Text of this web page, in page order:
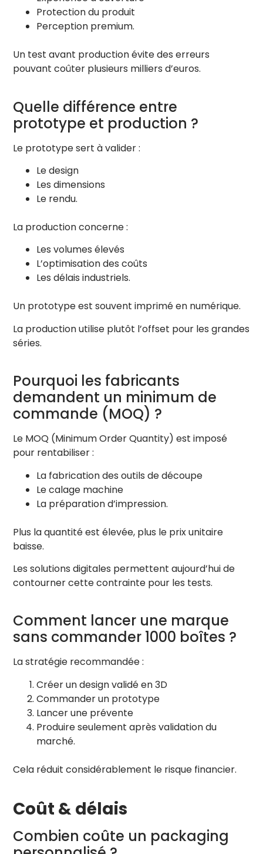
Protection du produit
Perception premium.
Un test avant production évite des erreurs
pouvant coûter plusieurs milliers d’euros.
Quelle différence entre
prototype et production ?
Le prototype sert à valider :
Le design
Les dimensions
Le rendu.
La production concerne :
Les volumes élevés
L’optimisation des coûts
Les délais industriels.
Un prototype est souvent imprimé en numérique.
La production utilise plutôt l’offset pour les grandes
séries.
Pourquoi les fabricants
demandent un minimum de
commande (MOQ) ?
Le MOQ (Minimum Order Quantity) est imposé
pour rentabiliser :
La fabrication des outils de découpe
Le calage machine
La préparation d’impression.
Plus la quantité est élevée, plus le prix unitaire
baisse.
Les solutions digitales permettent aujourd’hui de
contourner cette contrainte pour les tests.
Comment lancer une marque
sans commander 1000 boîtes ?
La stratégie recommandée :
Créer un design validé en 3D
Commander un prototype
Lancer une prévente
Produire seulement après validation du
marché.
Cela réduit considérablement le risque financier.
Coût & délais
Combien coûte un packaging